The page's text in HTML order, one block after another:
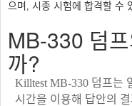
으며, 시종 시험에 합격할 수
MB-330 덤
까?
Killtest MB-330 덤프는
시간을 이용해 답안의